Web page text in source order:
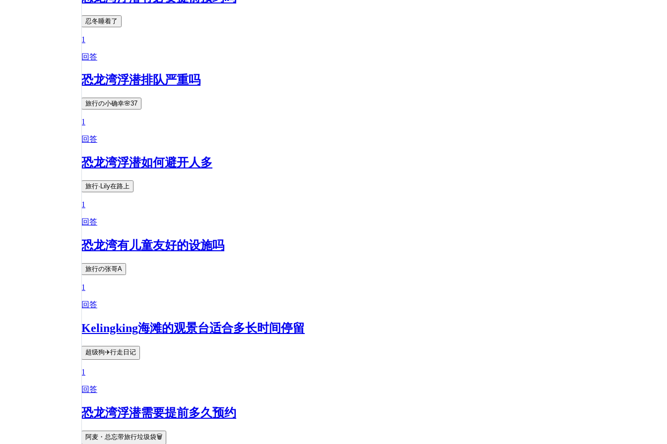
忍冬睡着了
1
回答
恐龙湾浮潜排队严重吗
旅行の小确幸🌸37
1
回答
恐龙湾浮潜如何避开人多
旅行·Lily在路上
1
回答
恐龙湾有儿童友好的设施吗
旅行の张哥A
1
回答
Kelingking海滩的观景台适合多长时间停留
超级狗✈️行走日记
1
回答
恐龙湾浮潜需要提前多久预约
阿麦・总忘带旅行垃圾袋🗑️